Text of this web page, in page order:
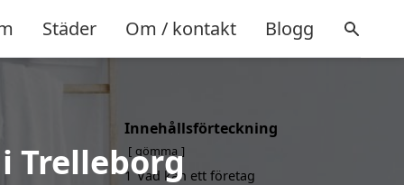
Städer Om / kontakt Blogg
Trelleborg
Innehållsförteckning
gömma
1 Vad kan ett företag